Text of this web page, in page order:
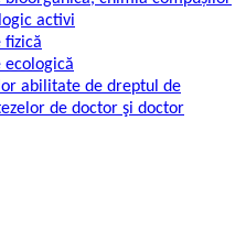
activi
fizică
ecologică
abilitate de dreptul de
de doctor şi doctor